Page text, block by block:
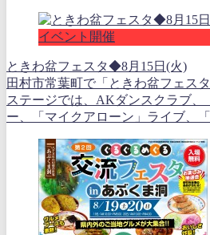
イベント開催
ときわ盆フェスタ◆8月15日(火)
田村市常葉町で「ときわ盆フェス
ステージでは、AKダンスクラブ、
ー、「マイクアローン」ライブ、